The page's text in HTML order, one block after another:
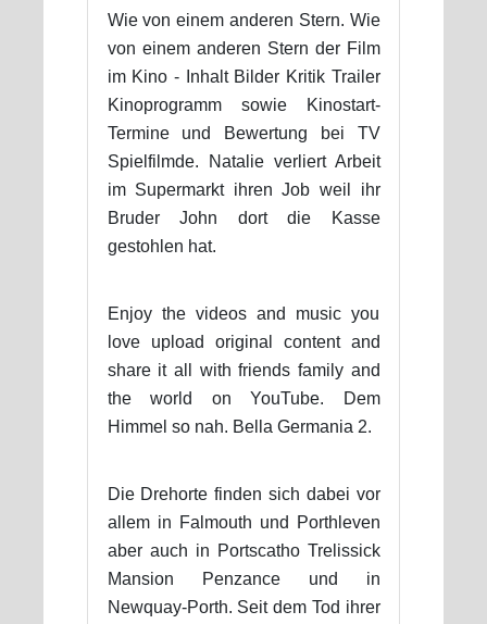
Wie von einem anderen Stern. Wie
von einem anderen Stern der Film
im Kino - Inhalt Bilder Kritik Trailer
Kinoprogramm sowie Kinostart-
Termine und Bewertung bei TV
Spielfilmde. Natalie verliert Arbeit
im Supermarkt ihren Job weil ihr
Bruder John dort die Kasse
gestohlen hat.
Enjoy the videos and music you
love upload original content and
share it all with friends family and
the world on YouTube. Dem
Himmel so nah. Bella Germania 2.
Die Drehorte finden sich dabei vor
allem in Falmouth und Porthleven
aber auch in Portscatho Trelissick
Mansion Penzance und in
Newquay-Porth. Seit dem Tod ihrer